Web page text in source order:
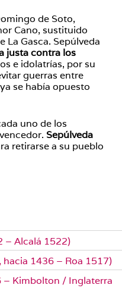
de Soto,
Cano, sustituido
La Gasca. Sepúlveda
justa contra los
e idolatrías, por su
guerras entre
se había opuesto
uno de los
Sepúlveda
retirarse a su pueblo
– Alcalá 1522)
hacia 1436 – Roa 1517)
– Kimbolton / Inglaterra